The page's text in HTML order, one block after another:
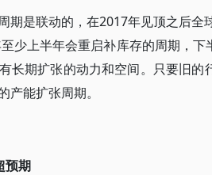
期是联动的，在2017年见顶之后
少上半年会重启补库存的周期，
长期扩张的动力和空间。只要旧
产能扩张周期。
预期